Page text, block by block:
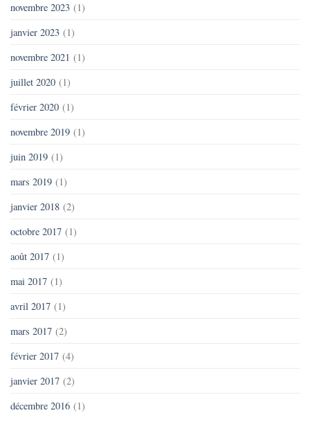
novembre 2023 (1)
janvier 2023 (1)
novembre 2021 (1)
juillet 2020 (1)
février 2020 (1)
novembre 2019 (1)
juin 2019 (1)
mars 2019 (1)
janvier 2018 (2)
octobre 2017 (1)
août 2017 (1)
mai 2017 (1)
avril 2017 (1)
mars 2017 (2)
février 2017 (4)
janvier 2017 (2)
décembre 2016 (1)